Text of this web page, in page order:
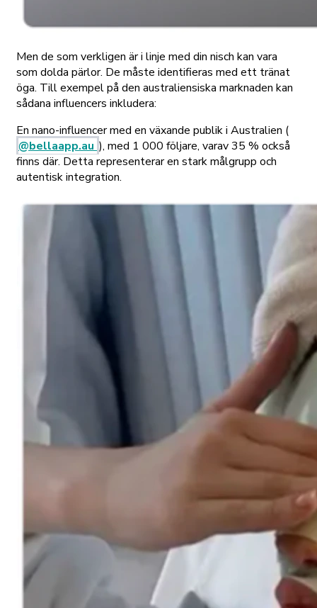
Men de som verkligen är i linje med din nisch kan vara
som dolda pärlor. De måste identifieras med ett tränat
öga. Till exempel på den australiensiska marknaden kan
sådana influencers inkludera:
En nano-influencer med en växande publik i Australien (
@bellaapp.au ), med 1 000 följare, varav 35 % också
finns där. Detta representerar en stark målgrupp och
autentisk integration.